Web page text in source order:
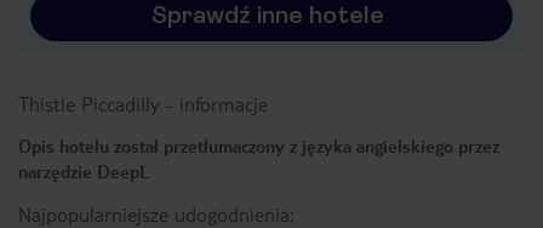
Sprawdź inne hotele
Thistle Piccadilly - informacje
Opis hotelu został przetłumaczony z języka angielskiego przez
narzędzie DeepL
Najpopularniejsze udogodnienia: